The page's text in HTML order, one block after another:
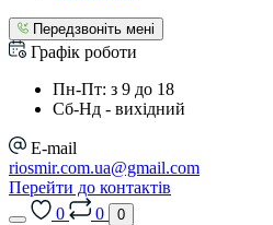
Передзвоніть мені
Графік роботи
Пн-Пт: з 9 до 18
Сб-Нд - вихідний
E-mail
riosmir.com.ua@gmail.com
Перейти до контактів
0
0 0